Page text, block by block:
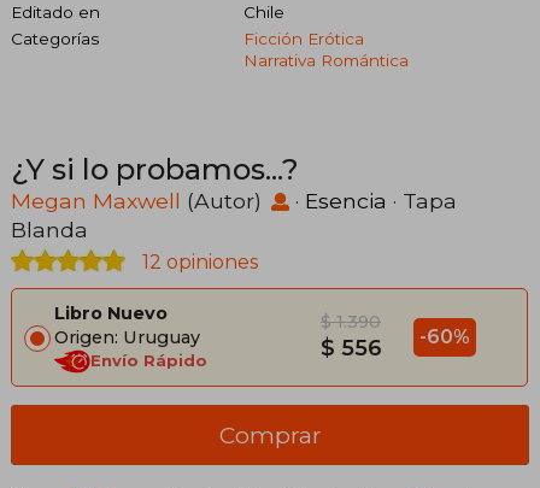
Editado en
Chile
Categorías
Ficción Erótica
Narrativa Romántica
¿Y si lo probamos...?
Megan Maxwell (Autor) · Esencia · Tapa
Blanda
12 opiniones
Libro Nuevo
Origen: Uruguay
Envío Rápido
$ 1.390
$ 556 -60%
Comprar